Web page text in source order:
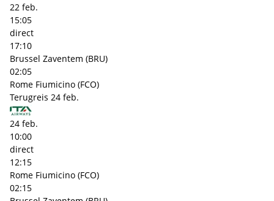
22 feb.
15:05
direct
17:10
Brussel Zaventem (BRU)
02:05
Rome Fiumicino (FCO)
Terugreis 24 feb.
24 feb.
10:00
direct
12:15
Rome Fiumicino (FCO)
02:15